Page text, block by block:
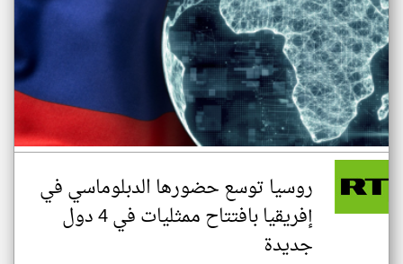
روسيا توسع حضورها الدبلوماسي في
إفريقيا بافتتاح ممثليات في 4 دول
جديدة